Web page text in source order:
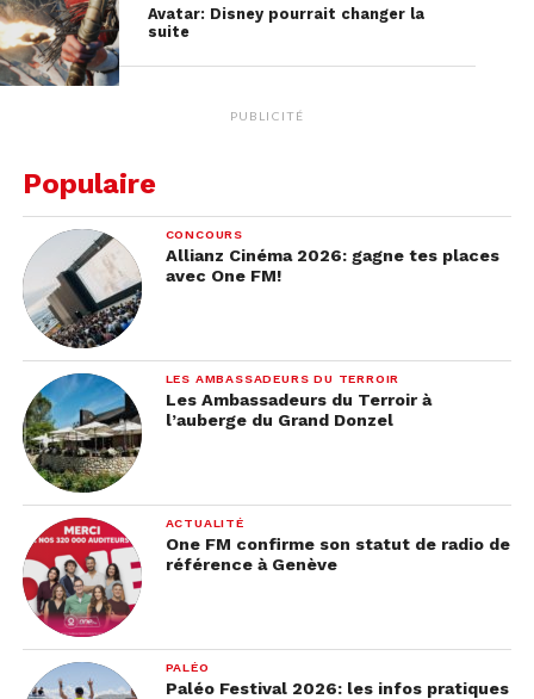
Qu’en pensez-vous de cette nouvelle bande-
annonce ?
Avatar: Disney pourrait changer la
suite
PUBLICITÉ
Populaire
CONCOURS
Allianz Cinéma 2026: gagne tes places
avec One FM!
LES AMBASSADEURS DU TERROIR
Les Ambassadeurs du Terroir à
l’auberge du Grand Donzel
ACTUALITÉ
One FM confirme son statut de radio de
référence à Genève
PALÉO
Paléo Festival 2026: les infos pratiques